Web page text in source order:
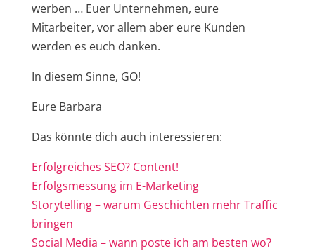
werben … Euer Unternehmen, eure
Mitarbeiter, vor allem aber eure Kunden
werden es euch danken.
In diesem Sinne, GO!
Eure Barbara
Das könnte dich auch interessieren:
Erfolgreiches SEO? Content!
Erfolgsmessung im E-Marketing
Storytelling – warum Geschichten mehr Traffic
bringen
Social Media – wann poste ich am besten wo?